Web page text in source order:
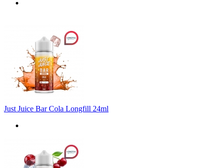
Just Juice Bar Cola Longfill 24ml